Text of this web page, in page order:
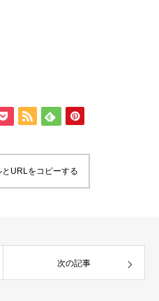
URLをコピーする
次の記事